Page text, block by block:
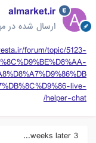
almarket.ir
ارسال شده در مهر
forum/topic/5123-
live-
helper-chat/
3 weeks later...